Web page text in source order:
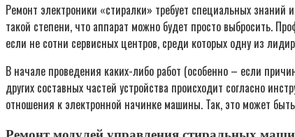
Ремонт электроники «стиралки» требует специальных
такой степени, что аппарат можно будет просто выбросить.
если не сотни сервисных центров, среди которых одну из
В начале проведения каких-либо работ (особенно – если
других составных частей устройства происходит согласно
отношения к электронной начинке машины. Так, это может